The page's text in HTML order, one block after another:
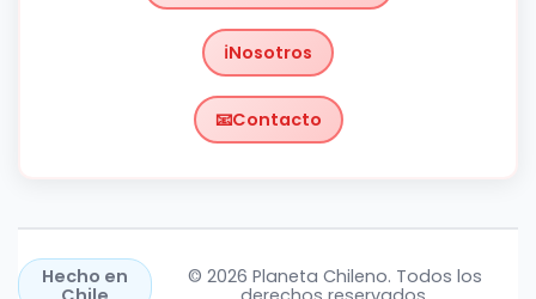
Nosotros
Contacto
Hecho en
© 2026 Planeta Chileno. Todos los